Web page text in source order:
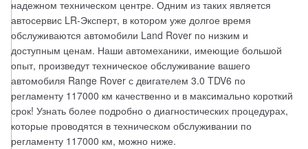
надежном техническом центре. Одним из таких является
автосервис LR-Эксперт, в котором уже долгое время
обслуживаются автомобили Land Rover по низким и
доступным ценам. Наши автомеханики, имеющие большой
опыт, произведут техническое обслуживание вашего
автомобиля Range Rover с двигателем 3.0 TDV6 по
регламенту 117000 км качественно и в максимально короткий
срок! Узнать более подробно о диагностических процедурах,
которые проводятся в техническом обслуживании по
регламенту 117000 км, можно ниже.